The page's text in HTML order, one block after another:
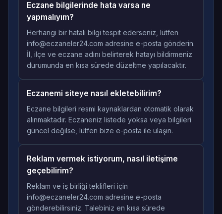
Eczane bilgilerinde hata varsa ne
yapmalıyım?
Herhangi bir hatalı bilgi tespit ederseniz, lütfen
info@eczaneler24.com adresine e-posta gönderin.
İl, ilçe ve eczane adını belirterek hatayı bildirmeniz
durumunda en kısa sürede düzeltme yapılacaktır.
Eczanemi siteye nasıl ekletebilirim?
Eczane bilgileri resmi kaynaklardan otomatik olarak
alınmaktadır. Eczaneniz listede yoksa veya bilgileri
güncel değilse, lütfen bize e-posta ile ulaşın.
Reklam vermek istiyorum, nasıl iletişime
geçebilirim?
Reklam ve iş birliği teklifleri için
info@eczaneler24.com adresine e-posta
gönderebilirsiniz. Talebiniz en kısa sürede